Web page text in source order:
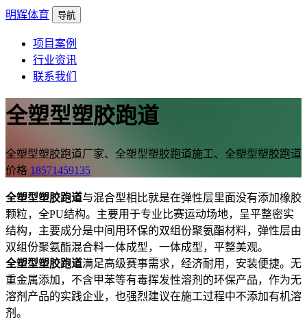
明辉体育 导航
项目案例
行业资讯
联系我们
全塑型塑胶跑道
全塑型塑胶跑道厂家、全塑型塑胶跑道施工、全塑型塑胶跑道
价格 18571459135
全塑型塑胶跑道与混合型相比就是在弹性层里面没有添加橡胶
颗粒，全PU结构。主要用于专业比赛运动场地，呈平整密实
结构，主要成分是中间用环保的双组份聚氨酯材料，弹性层由
双组份聚氨酯混合料一体成型，一体成型，平整美观。
全塑型塑胶跑道满足高级赛事需求，经济耐用，安装便捷。无
重金属添加，不含甲苯等有毒挥发性溶剂的环保产品，作为无
溶剂产品的实践企业，也强烈建议在施工过程中不添加有机溶
剂。